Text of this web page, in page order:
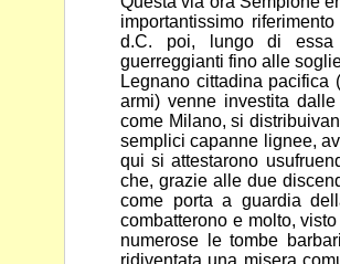
importantissimo
d.C. poi, lungo di
guerreggianti fino alle
Legnano cittadina
armi) venne investita
come Milano, si
semplici capanne lignee,
qui si attestarono
che, grazie alle due
come porta a guardia
combatterono e molto,
numerose le tombe
ridiventata una misera